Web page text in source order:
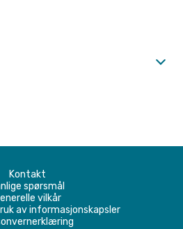
Kontakt
spørsmål
vilkår
av informasjonskapsler